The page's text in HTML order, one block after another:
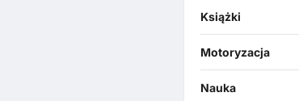
Książki
Motoryzacja
Nauka